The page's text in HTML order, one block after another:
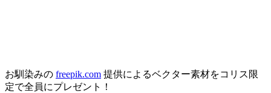
お馴染みの freepik.com 提供によるベクター素材をコリス限
定で全員にプレゼント！